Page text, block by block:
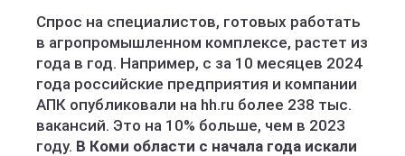
Спрос на специалистов, готовых работать
в агропромышленном комплексе, растет из
года в год. Например, с за 10 месяцев 2024
года российские предприятия и компании
АПК опубликовали на hh.ru более 238 тыс.
вакансий. Это на 10% больше, чем в 2023
году. В Коми области c начала года искали